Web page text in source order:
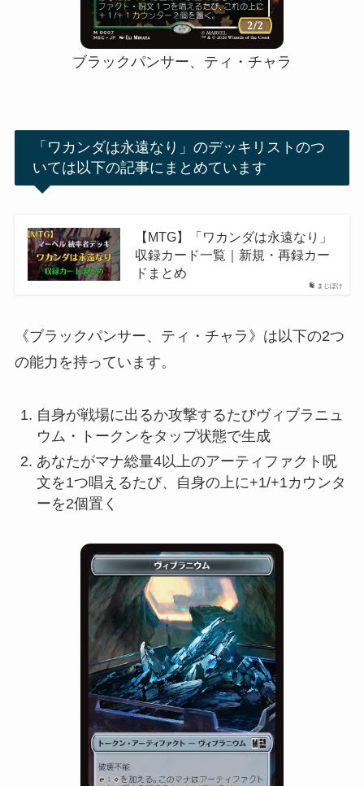
ブラックパンサー、ティ・チャラ
「ワカンダは永遠なり」のデッキリストのつ
いては以下の記事にまとめています
まじぽけ
【MTG】「ワカンダは永遠なり」
収録カード一覧｜新規・再録カー
ドまとめ
《ブラックパンサー、ティ・チャラ》は以下の2つ
の能力を持っています。
自身が戦場に出るか攻撃するたびヴィブラニュ
ウム・トークンをタップ状態で生成
あなたがマナ総量4以上のアーティファクト呪
文を1つ唱えるたび、自身の上に+1/+1カウンタ
ーを2個置く